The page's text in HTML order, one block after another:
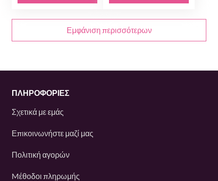
Εμφάνιση περισσότερων
ΠΛΗΡΟΦΟΡΙΕΣ
Σχετικά με εμάς
Επικοινωνήστε μαζί μας
Πολιτική αγορών
Mέθοδοι πληρωμής